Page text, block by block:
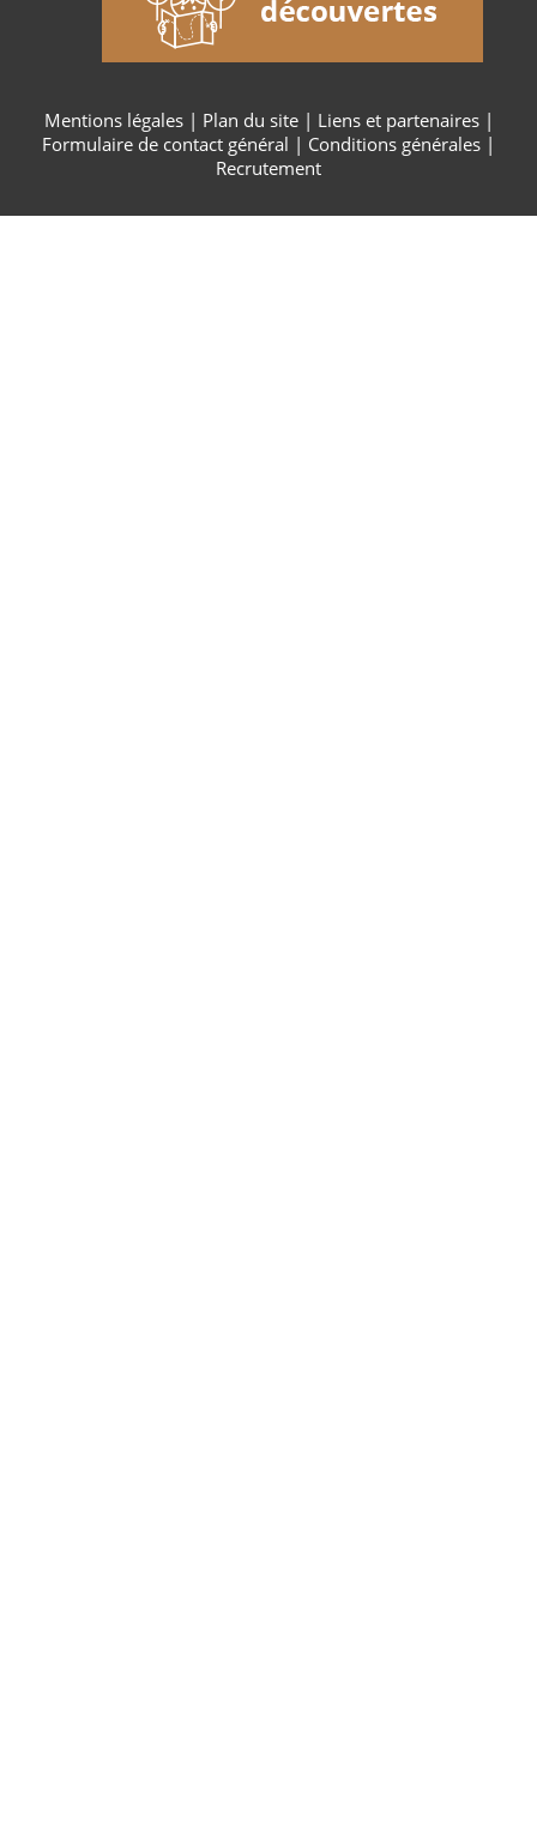
Mentions légales| Plan du site| Liens et partenaires |
Formulaire de contact général | Conditions générales |
Recrutement